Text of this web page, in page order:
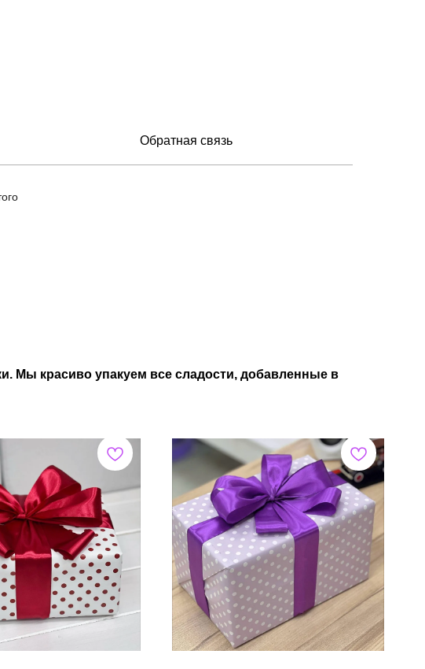
Обратная связь
Мы красиво упакуем все сладости, добавленные в